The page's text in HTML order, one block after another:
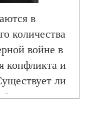
Маск
не
в
количества
войне в
конфликта и
ли
Запад
в